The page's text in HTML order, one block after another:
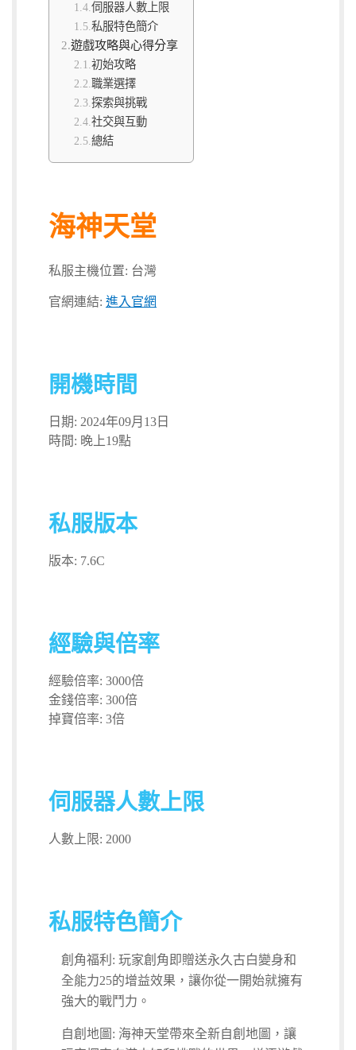
伺服器人數上限
私服特色簡介
遊戲攻略與心得分享
初始攻略
職業選擇
探索與挑戰
社交與互動
總結
海神天堂
私服主機位置: 台灣
官網連結: 進入官網
開機時間
日期: 2024年09月13日
時間: 晚上19點
私服版本
版本: 7.6C
經驗與倍率
經驗倍率: 3000倍
金錢倍率: 300倍
掉寶倍率: 3倍
伺服器人數上限
人數上限: 2000
私服特色簡介
創角福利: 玩家創角即贈送永久古白變身和
全能力25的增益效果，讓你從一開始就擁有
強大的戰鬥力。
自創地圖: 海神天堂帶來全新自創地圖，讓